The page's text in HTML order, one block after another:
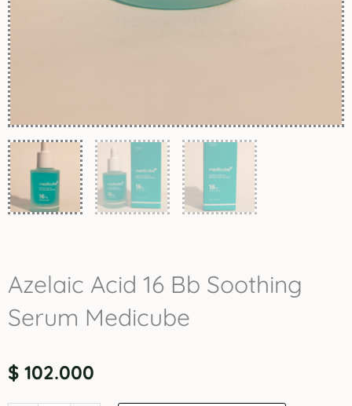
Azelaic Acid 16 Bb Soothing
Serum Medicube
$ 102.000